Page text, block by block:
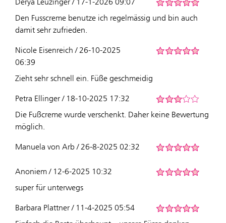
Den Fusscreme benutze ich regelmässig und bin auch
damit sehr zufrieden.
Nicole Eisenreich / 26-10-2025
06:39
Zieht sehr schnell ein. Füße geschmeidig
Petra Ellinger / 18-10-2025 17:32
Die Fußcreme wurde verschenkt. Daher keine Bewertung
möglich.
Manuela von Arb / 26-8-2025 02:32
Anoniem / 12-6-2025 10:32
super für unterwegs
Barbara Plattner / 11-4-2025 05:54